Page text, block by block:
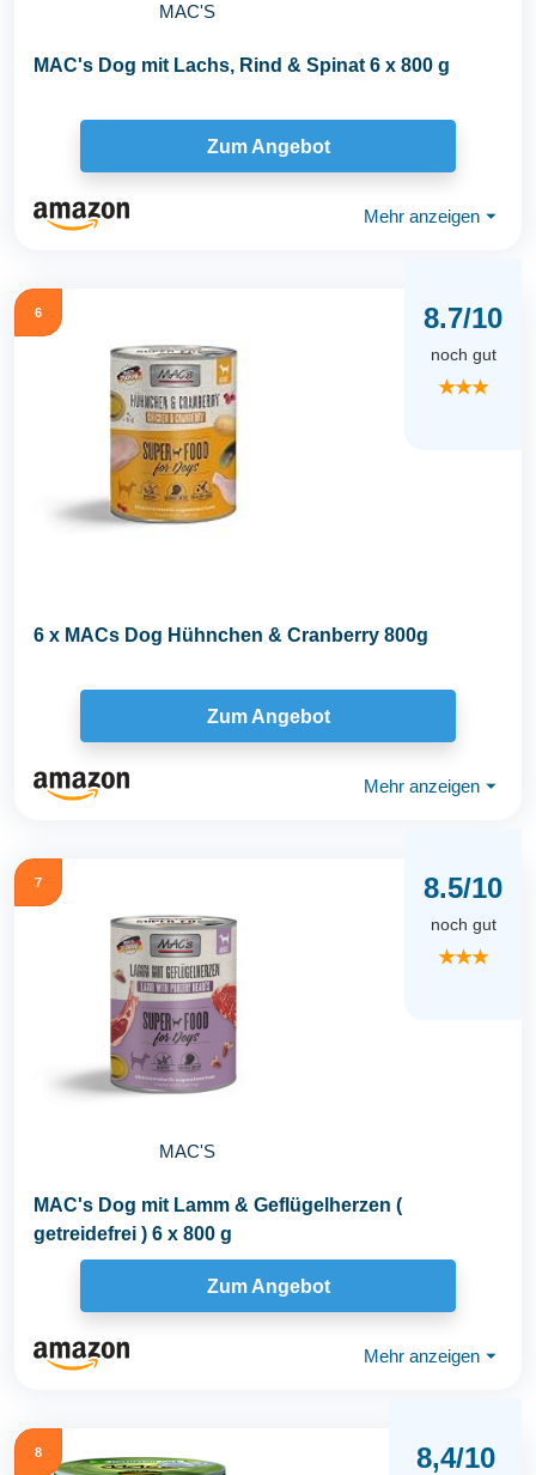
MAC'S
MAC's Dog mit Lachs, Rind & Spinat 6 x 800 g
Zum Angebot
Mehr anzeigen ⏷
6 8.7/10
noch gut
★★★
6 x MACs Dog Hühnchen & Cranberry 800g
Zum Angebot
Mehr anzeigen ⏷
7
MAC'S
8.5/10
noch gut
★★★
MAC's Dog mit Lamm & Geflügelherzen (
getreidefrei ) 6 x 800 g
Zum Angebot
Mehr anzeigen ⏷
8 8,4/10